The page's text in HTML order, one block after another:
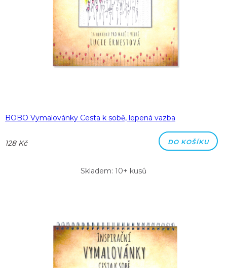
BOBO Vymalovánky Cesta k sobě, lepená vazba
128 Kč DO KOŠÍKU
Skladem: 10+ kusů